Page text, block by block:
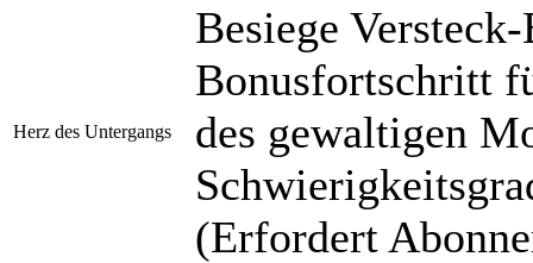
Herz des Untergangs
Besiege
Bonusfortschritt
des gewaltigen
(Erfordert